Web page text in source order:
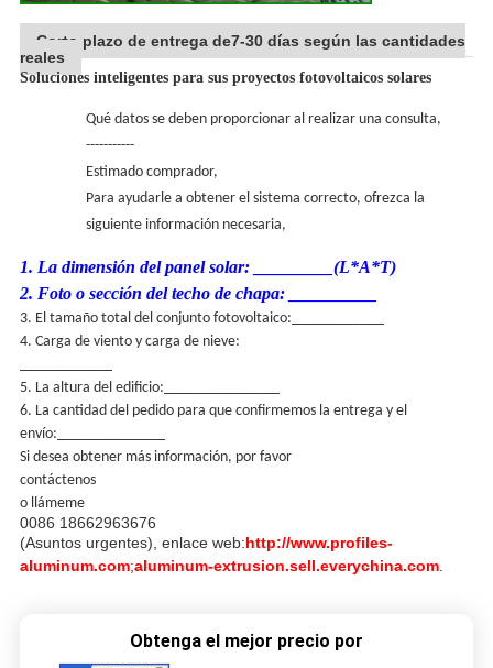
Corto plazo de entrega de7-30 días según las cantidades
reales
Soluciones inteligentes para sus proyectos fotovoltaicos solares
Qué datos se deben proporcionar al realizar una consulta,
-----------
Estimado comprador,
Para ayudarle a obtener el sistema correcto, ofrezca la
siguiente información necesaria,
1. La dimensión del panel solar: _________(L*A*T)
2. Foto o sección del techo de chapa: __________
3. El tamaño total del conjunto fotovoltaico:____________
4. Carga de viento y carga de nieve:
5. La altura del edificio:_______________
6. La cantidad del pedido para que confirmemos la entrega y el
envío:______________
Si desea obtener más información, por favor
contáctenos
o llámeme
0086 18662963676
(Asuntos urgentes), enlace web:http://www.profiles-
aluminum.com;aluminum-extrusion.sell.everychina.com.
Obtenga el mejor precio por